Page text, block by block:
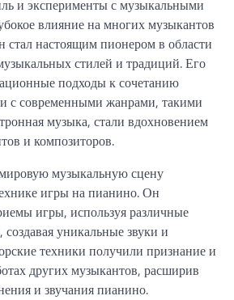
и эксперименты с музыкальными
влияние на многих музыкантов
стал настоящим пионером в области
стилей и традиций. Его
подходы к сочетанию
с современными жанрами, такими
музыка, стали вдохновением
и композиторов.
музыкальную сцену
игры на пианино. Он
игры, используя различные
уникальные звуки и
техники получили признание и
других музыкантов, расширив
и звучания пианино.